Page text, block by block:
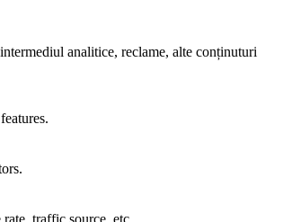
analitice, reclame, alte conținuturi
traffic source, etc.